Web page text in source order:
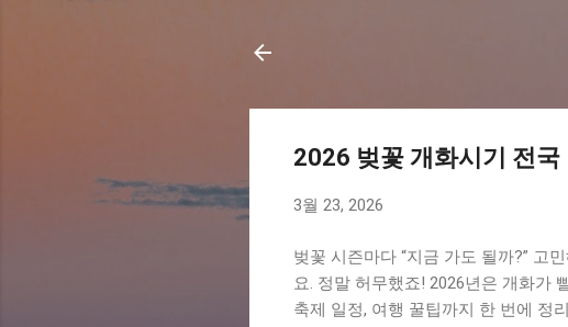
2026 벚꽃 개화시기 전국
3월 23, 2026
벚꽃 시즌마다 “지금 가도 될까?” 고
요. 정말 허무했죠! 2026년은 개화가
축제 일정, 여행 꿀팁까지 한 번에 정